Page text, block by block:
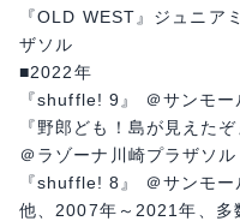
『OLD WEST』ジュニア
ザソル
■2022年
『shuffle! 9』 ＠サンモー
『野郎ども！島が見えた
＠ラゾーナ川崎プラザソル
『shuffle! 8』 ＠サンモー
他、2007年～2021年、多